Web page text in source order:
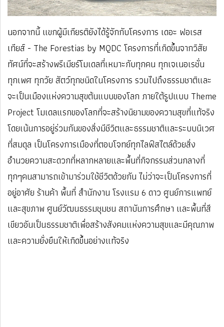
นอกจากนี้ แขกผู้มีเกียรติยังได้รู้จักกับโครงการ เดอะ ฟอเรส
เทียส์ - The Forestias by MQDC โครงการที่เกิดขึ้นจากวิสัย
ทัศน์ที่จะสร้างพรีเมียร์โมเดลที่เหมาะกับทุกคน ทุกเจเนอเรชั่น
ทุกเพศ ทุกวัย สัตว์ทุกชนิดในโครงการ รวมไปถึงธรรมชาติและ
จะเป็นเมืองแห่งความสุขต้นแบบของโลก ภายใต้รูปแบบ Theme
Project โมเดลแรกของโลกที่จะสร้างนิยามของความสุขที่แท้จริง
โดยเน้นการอยู่ร่วมกันของสิ่งมีชีวิตและธรรมชาติและระบบนิเวศ
ที่สมดุล เป็นโครงการเมืองที่ตอบโจทย์ทุกไลฟ์สไตล์ด้วยสิ่ง
อำนวยความสะดวกที่หลากหลายและพื้นที่กิจกรรมส่วนกลางที่
ทุกๆคนสามารถเข้ามาร่วมใช้ชีวิตด้วยกัน ไม่ว่าจะเป็นโครงการที่
อยู่อาศัย ร้านค้า พื้นที่ สำนักงาน โรงแรม 6 ดาว ศูนย์การแพทย์
และสุขภาพ ศูนย์วัฒนธรรมชุมชน สถาบันการศึกษา และพื้นที่สี
เขียวอันเป็นธรรมชาติเพื่อสร้างสังคมแห่งความสุขและมีคุณภาพ
และความยั่งยืนให้เกิดขึ้นอย่างแท้จริง